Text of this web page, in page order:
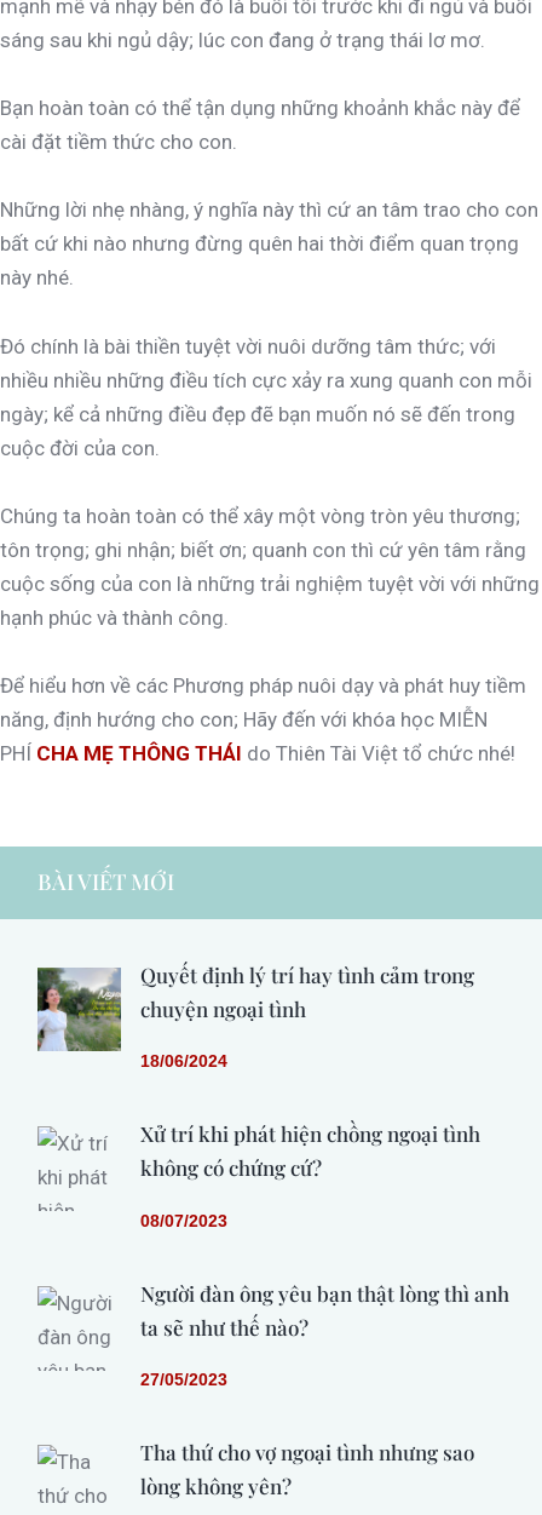
mạnh mẽ và nhạy bén đó là buổi tối trước khi đi ngủ và buổi
sáng sau khi ngủ dậy; lúc con đang ở trạng thái lơ mơ.
Bạn hoàn toàn có thể tận dụng những khoảnh khắc này để
cài đặt tiềm thức cho con.
Những lời nhẹ nhàng, ý nghĩa này thì cứ an tâm trao cho con
bất cứ khi nào nhưng đừng quên hai thời điểm quan trọng
này nhé.
Đó chính là bài thiền tuyệt vời nuôi dưỡng tâm thức; với
nhiều nhiều những điều tích cực xảy ra xung quanh con mỗi
ngày; kể cả những điều đẹp đẽ bạn muốn nó sẽ đến trong
cuộc đời của con.
Chúng ta hoàn toàn có thể xây một vòng tròn yêu thương;
tôn trọng; ghi nhận; biết ơn; quanh con thì cứ yên tâm rằng
cuộc sống của con là những trải nghiệm tuyệt vời với những
hạnh phúc và thành công.
Để hiểu hơn về các Phương pháp nuôi dạy và phát huy tiềm
năng, định hướng cho con; Hãy đến với khóa học MIỄN
PHÍ CHA MẸ THÔNG THÁI do Thiên Tài Việt tổ chức nhé!
BÀI VIẾT MỚI
Quyết định lý trí hay tình cảm trong
chuyện ngoại tình
18/06/2024
Xử trí khi phát hiện chồng ngoại tình
không có chứng cứ?
08/07/2023
Người đàn ông yêu bạn thật lòng thì anh
ta sẽ như thế nào?
27/05/2023
Tha thứ cho vợ ngoại tình nhưng sao
lòng không yên?